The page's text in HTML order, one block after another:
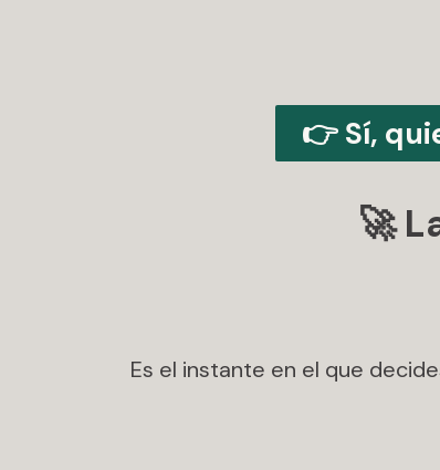
👉 Sí,
🚀
Es el instante en el que